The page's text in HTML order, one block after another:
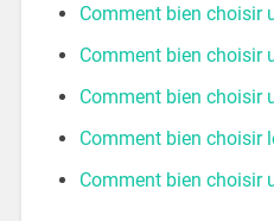
Comment bien choisir
Comment bien choisir
Comment bien choisir
Comment bien choisir
Comment bien choisir